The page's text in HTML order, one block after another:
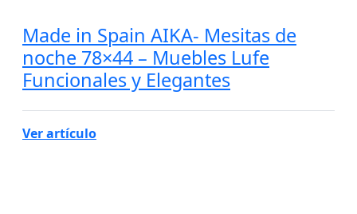
Made in Spain AIKA- Mesitas de
noche 78×44 – Muebles Lufe
Funcionales y Elegantes
Ver artículo